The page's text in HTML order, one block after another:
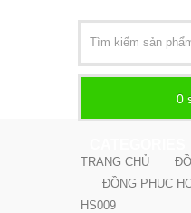
0
TRANG CHỦ
ĐỒNG PHỤC
HS009